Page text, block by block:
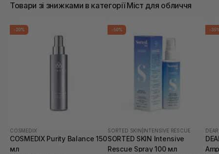
Товари зі знижками в категорії Міст для обличчя
-20%
COSMEDIX
COSMEDIX Purity Balance 150
мл
-50%
SORTED SKIN INTENSIVE RESCUE
SORTED SKIN Intensive
Rescue Spray 100 мл
-